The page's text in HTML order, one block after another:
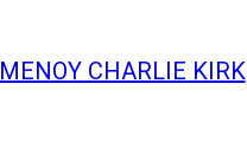
CHARLIE KIRK